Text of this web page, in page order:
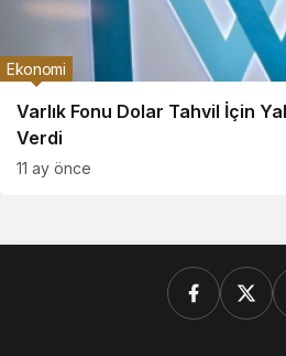
Varlık Fonu Dolar Tahvil İçin
Verdi
Ekonomi
11 ay önce